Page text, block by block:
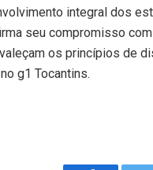
integral dos
seu compromisso
os princípios de
g1 Tocantins.